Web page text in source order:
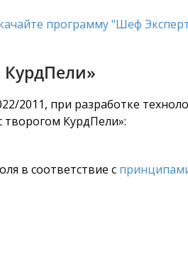
программу "Шеф
КурдПели»
2011, при разработке
творогом КурдПели»:
в соответствие с